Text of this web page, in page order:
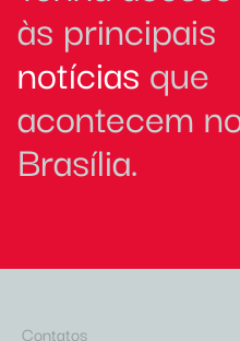
às principais
notícias que
acontecem
Brasília.
Contatos